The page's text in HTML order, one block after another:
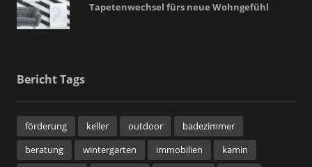
Tapetenwechsel fürs neue Wohngefühl
Bericht Tags
förderung keller outdoor
badezimmer
beratung
wintergarten immobilien kamin